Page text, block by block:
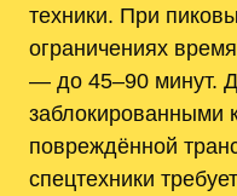
техники. При
ограничениях
— до 45–90 минут.
заблокированными
повреждённой
спецтехники